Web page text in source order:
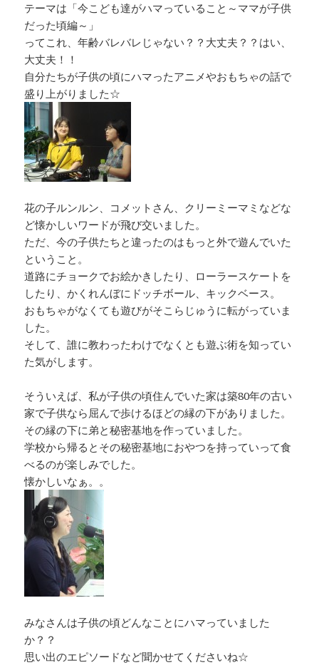
テーマは「今こども達がハマっていること～ママが子供
だった頃編～」
ってこれ、年齢バレバレじゃない？？大丈夫？？はい、
大丈夫！！
自分たちが子供の頃にハマったアニメやおもちゃの話で
盛り上がりました☆
花の子ルンルン、コメットさん、クリーミーマミなどな
ど懐かしいワードが飛び交いました。
ただ、今の子供たちと違ったのはもっと外で遊んでいた
ということ。
道路にチョークでお絵かきしたり、ローラースケートを
したり、かくれんぼにドッチボール、キックベース。
おもちゃがなくても遊びがそこらじゅうに転がっていま
した。
そして、誰に教わったわけでなくとも遊ぶ術を知ってい
た気がします。
そういえば、私が子供の頃住んでいた家は築80年の古い
家で子供なら屈んで歩けるほどの縁の下がありました。
その縁の下に弟と秘密基地を作っていました。
学校から帰るとその秘密基地におやつを持っていって食
べるのが楽しみでした。
懐かしいなぁ。。
みなさんは子供の頃どんなことにハマっていました
か？？
思い出のエピソードなど聞かせてくださいね☆